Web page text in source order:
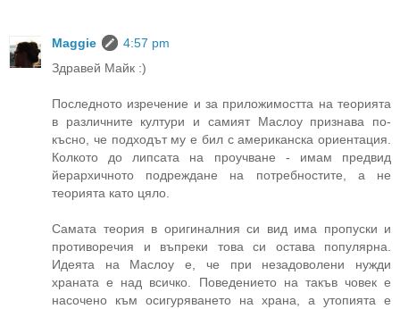
Maggie
4:57 pm
Здравей Майк :)
Последното изречение и за приложимостта на теорията
в различните култури и самият Маслоу признава по-
късно, че подходът му е бил с американска ориентация.
Колкото до липсата на проучване - имам предвид
йерархичното подреждане на потребностите, а не
теорията като цяло.
Самата теория в оригиналния си вид има пропуски и
противоречия и въпреки това си остава популярна.
Идеята на Маслоу е, че при незадоволени нужди
храната е над всичко. Поведението на такъв човек е
насочено към осигуряването на храна, а утопията е